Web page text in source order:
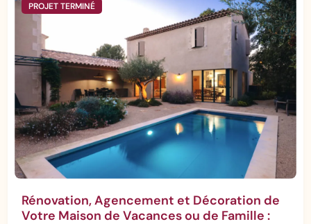
PROJET TERMINÉ
Rénovation, Agencement et Décoration de
Votre Maison de Vacances ou de Famille :